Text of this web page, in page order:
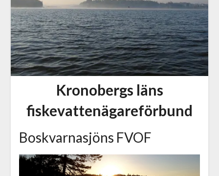
Kronobergs läns
fiskevattenägareförbund
Boskvarnasjöns FVOF